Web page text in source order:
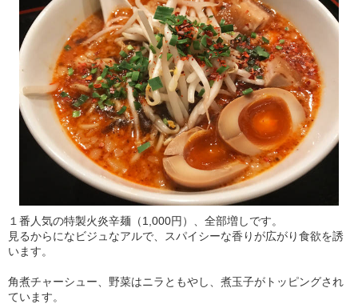
１番人気の特製火炎辛麺（1,000円）、全部増しです。
見るからになビジュなアルで、スパイシーな香りが広がり食欲を誘
います。
角煮チャーシュー、野菜はニラともやし、煮玉子がトッピングされ
ています。